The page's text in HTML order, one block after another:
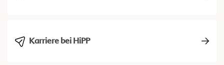
Karriere bei HiPP